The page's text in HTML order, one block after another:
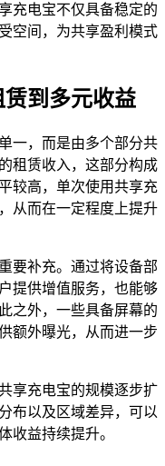
充电宝不仅具备稳定的
空间，为共享盈利模式
到多元收益
一，而是由多个部分共
租赁收入，这部分构成
较高，单次使用共享充
从而在一定程度上提升
要补充。通过将设备部
提供增值服务，也能够
之外，一些具备屏幕的
额外曝光，从而进一步
享充电宝的规模逐步扩
布以及区域差异，可以
收益持续提升。